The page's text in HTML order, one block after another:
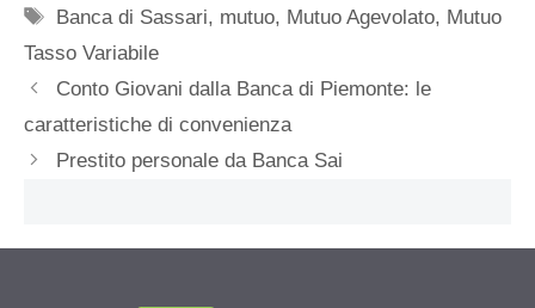
Tag
Banca di Sassari, mutuo, Mutuo Agevolato, Mutuo
Tasso Variabile
Conto Giovani dalla Banca di Piemonte: le
caratteristiche di convenienza
Prestito personale da Banca Sai